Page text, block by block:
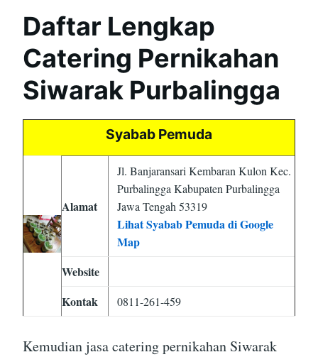
Daftar Lengkap
Catering Pernikahan
Siwarak Purbalingga
Syabab Pemuda
Alamat
Jl. Banjaransari Kembaran Kulon Kec.
Purbalingga Kabupaten Purbalingga
Jawa Tengah 53319
Lihat Syabab Pemuda di Google
Map
Website
Kontak
0811-261-459
Kemudian jasa catering pernikahan Siwarak